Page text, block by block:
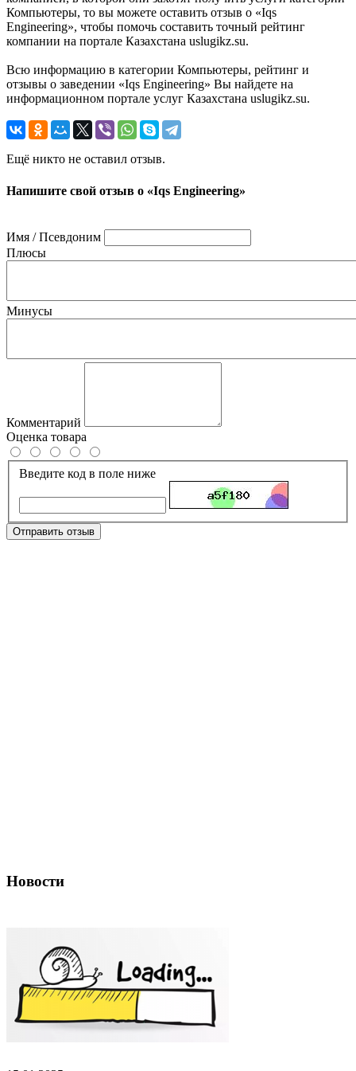
Компьютеры, то вы можете оставить отзыв о «Iqs
Engineering», чтобы помочь составить точный рейтинг
компании на портале Казахстана uslugikz.su.
Всю информацию в категории Компьютеры, рейтинг и
отзывы о заведении «Iqs Engineering» Вы найдете на
информационном портале услуг Казахстана uslugikz.su.
Ещё никто не оставил отзыв.
Напишите свой отзыв о «Iqs Engineering»
Имя / Псевдоним
Плюсы
Минусы
Комментарий
Оценка товара
Введите код в поле ниже
Отправить отзыв
Новости